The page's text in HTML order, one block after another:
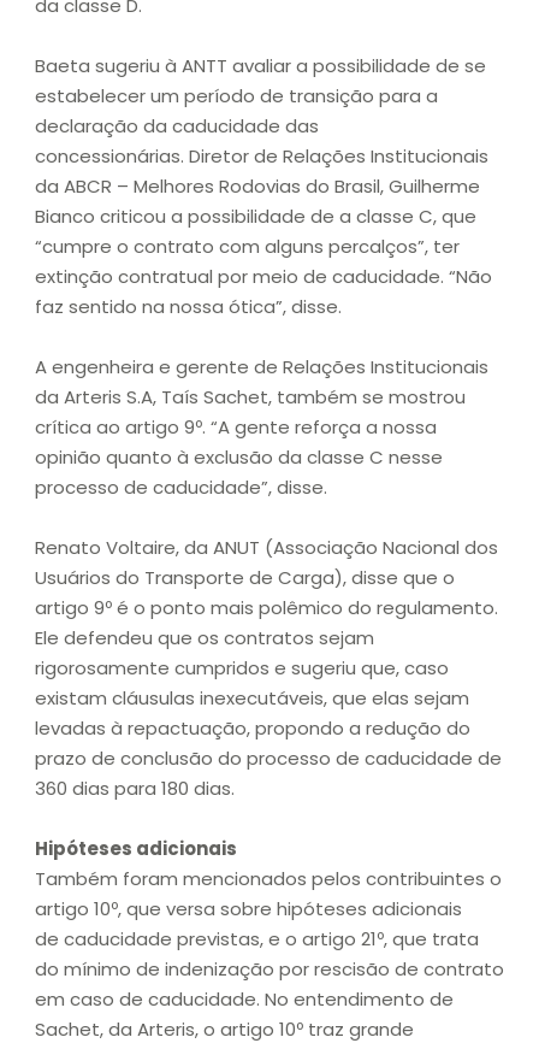
da classe D.
Baeta sugeriu à ANTT avaliar a possibilidade de se
estabelecer um período de transição para a
declaração da caducidade das
concessionárias. Diretor de Relações Institucionais
da ABCR – Melhores Rodovias do Brasil, Guilherme
Bianco criticou a possibilidade de a classe C, que
“cumpre o contrato com alguns percalços”, ter
extinção contratual por meio de caducidade. “Não
faz sentido na nossa ótica”, disse.
A engenheira e gerente de Relações Institucionais
da Arteris S.A, Taís Sachet, também se mostrou
crítica ao artigo 9º. “A gente reforça a nossa
opinião quanto à exclusão da classe C nesse
processo de caducidade”, disse.
Renato Voltaire, da ANUT (Associação Nacional dos
Usuários do Transporte de Carga), disse que o
artigo 9º é o ponto mais polêmico do regulamento.
Ele defendeu que os contratos sejam
rigorosamente cumpridos e sugeriu que, caso
existam cláusulas inexecutáveis, que elas sejam
levadas à repactuação, propondo a redução do
prazo de conclusão do processo de caducidade de
360 dias para 180 dias.
Hipóteses adicionais
Também foram mencionados pelos contribuintes o
artigo 10º, que versa sobre hipóteses adicionais
de caducidade previstas, e o artigo 21º, que trata
do mínimo de indenização por rescisão de contrato
em caso de caducidade. No entendimento de
Sachet, da Arteris, o artigo 10º traz grande